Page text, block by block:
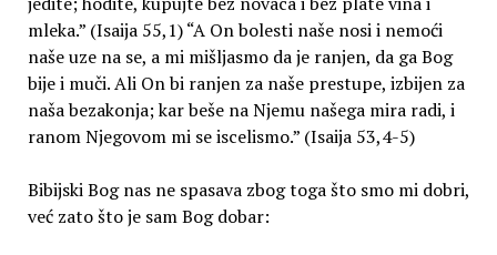
mleka.” (Isaija 55,1) “A On bolesti naše nosi i nemoći
naše uze na se, a mi mišljasmo da je ranjen, da ga Bog
bije i muči. Ali On bi ranjen za naše prestupe, izbijen za
naša bezakonja; kar beše na Njemu našega mira radi, i
ranom Njegovom mi se iscelismo.” (Isaija 53,4-5)
Bibijski Bog nas ne spasava zbog toga što smo mi dobri,
već zato što je sam Bog dobar: